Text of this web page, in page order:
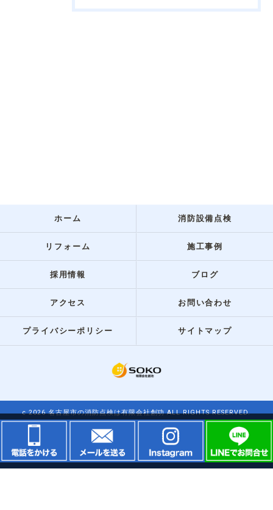
ホーム 消防設備点検
リフォーム 施工事例
採用情報 ブログ
アクセス お問い合わせ
プライバシーポリシー サイトマップ
c 2026 名古屋市の消防点検は有限会社創功 ALL RIGHTS RESERVED.